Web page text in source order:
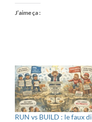
J’aime ça :
RUN vs BUILD : le faux